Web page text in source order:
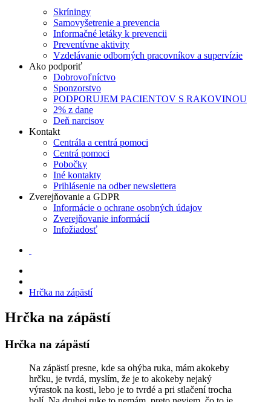
Skríningy
Samovyšetrenie a prevencia
Informačné letáky k prevencii
Preventívne aktivity
Vzdelávanie odborných pracovníkov a supervízie
Ako podporiť
Dobrovoľníctvo
Sponzorstvo
PODPORUJEM PACIENTOV S RAKOVINOU
2% z dane
Deň narcisov
Kontakt
Centrála a centrá pomoci
Centrá pomoci
Pobočky
Iné kontakty
Prihlásenie na odber newslettera
Zverejňovanie a GDPR
Informácie o ochrane osobných údajov
Zverejňovanie informácií
Infožiadosť
Hrčka na zápästí
Hrčka na zápästí
Hrčka na zápästí
Na zápästí presne, kde sa ohýba ruka, mám akokeby
hrčku, je tvrdá, myslím, že je to akokeby nejaký
výrastok na kosti, lebo je to tvrdé a pri stlačení trocha